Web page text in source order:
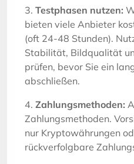
3. Testphasen nutzen:
bieten viele Anbieter
(oft 24-48 Stunden).
Stabilität, Bildqualität
prüfen, bevor Sie ein
abschließen.
4. Zahlungsmethoden:
Zahlungsmethoden.
nur Kryptowährungen
rückverfolgbare